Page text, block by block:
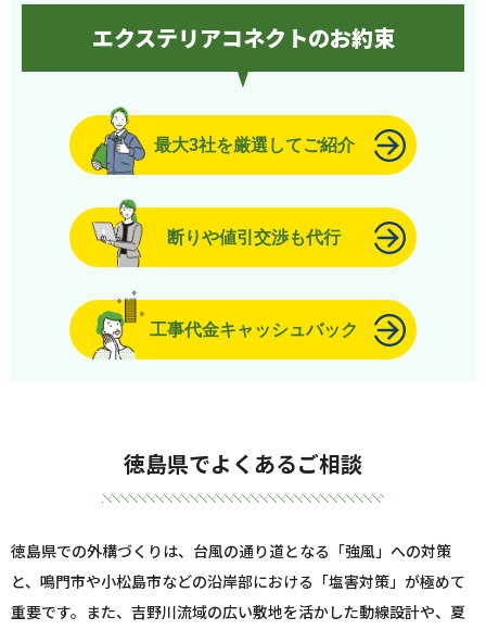
エクステリアコネクトのお約束
最大3社を厳選してご紹介
断りや値引交渉も代行
工事代金キャッシュバック
徳島県でよくあるご相談
徳島県での外構づくりは、台風の通り道となる「強風」への対策
と、鳴門市や小松島市などの沿岸部における「塩害対策」が極めて
重要です。また、吉野川流域の広い敷地を活かした動線設計や、夏